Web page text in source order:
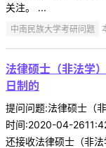
关注。 ...
中南民族大学考研问题
法律硕士（非法学
日制的
提问问题:法律硕士（
时间:2020-04-
还接收法律硕士（非